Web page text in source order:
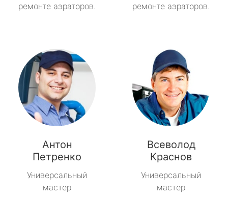
ремонте аэраторов.
ремонте аэраторов.
Антон
Петренко
Универсальный
мастер
Всеволод
Краснов
Универсальный
мастер